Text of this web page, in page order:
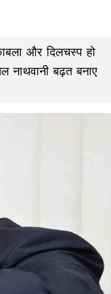
और दिलचस्प हो
नाथवानी बढ़त बनाए